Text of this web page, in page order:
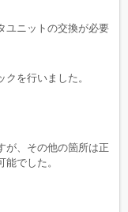
ユニットの交換が必要
を行いました。
が、その他の箇所は正
でした。